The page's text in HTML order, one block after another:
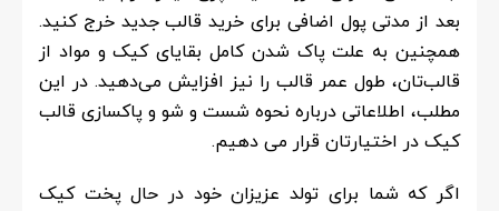
بعد از مدتی پول اضافی برای خرید قالب جدید خرج کنید.
همچنین به علت پاک شدن کامل بقایای کیک و مواد از
قالب‌تان، طول عمر قالب را نیز افزایش می‌دهید. در این
مطلب، اطلاعاتی درباره نحوه شست و شو و پاکسازی قالب
کیک در اختیارتان قرار می دهیم.
اگر که شما برای تولد عزیزان خود در حال پخت کیک